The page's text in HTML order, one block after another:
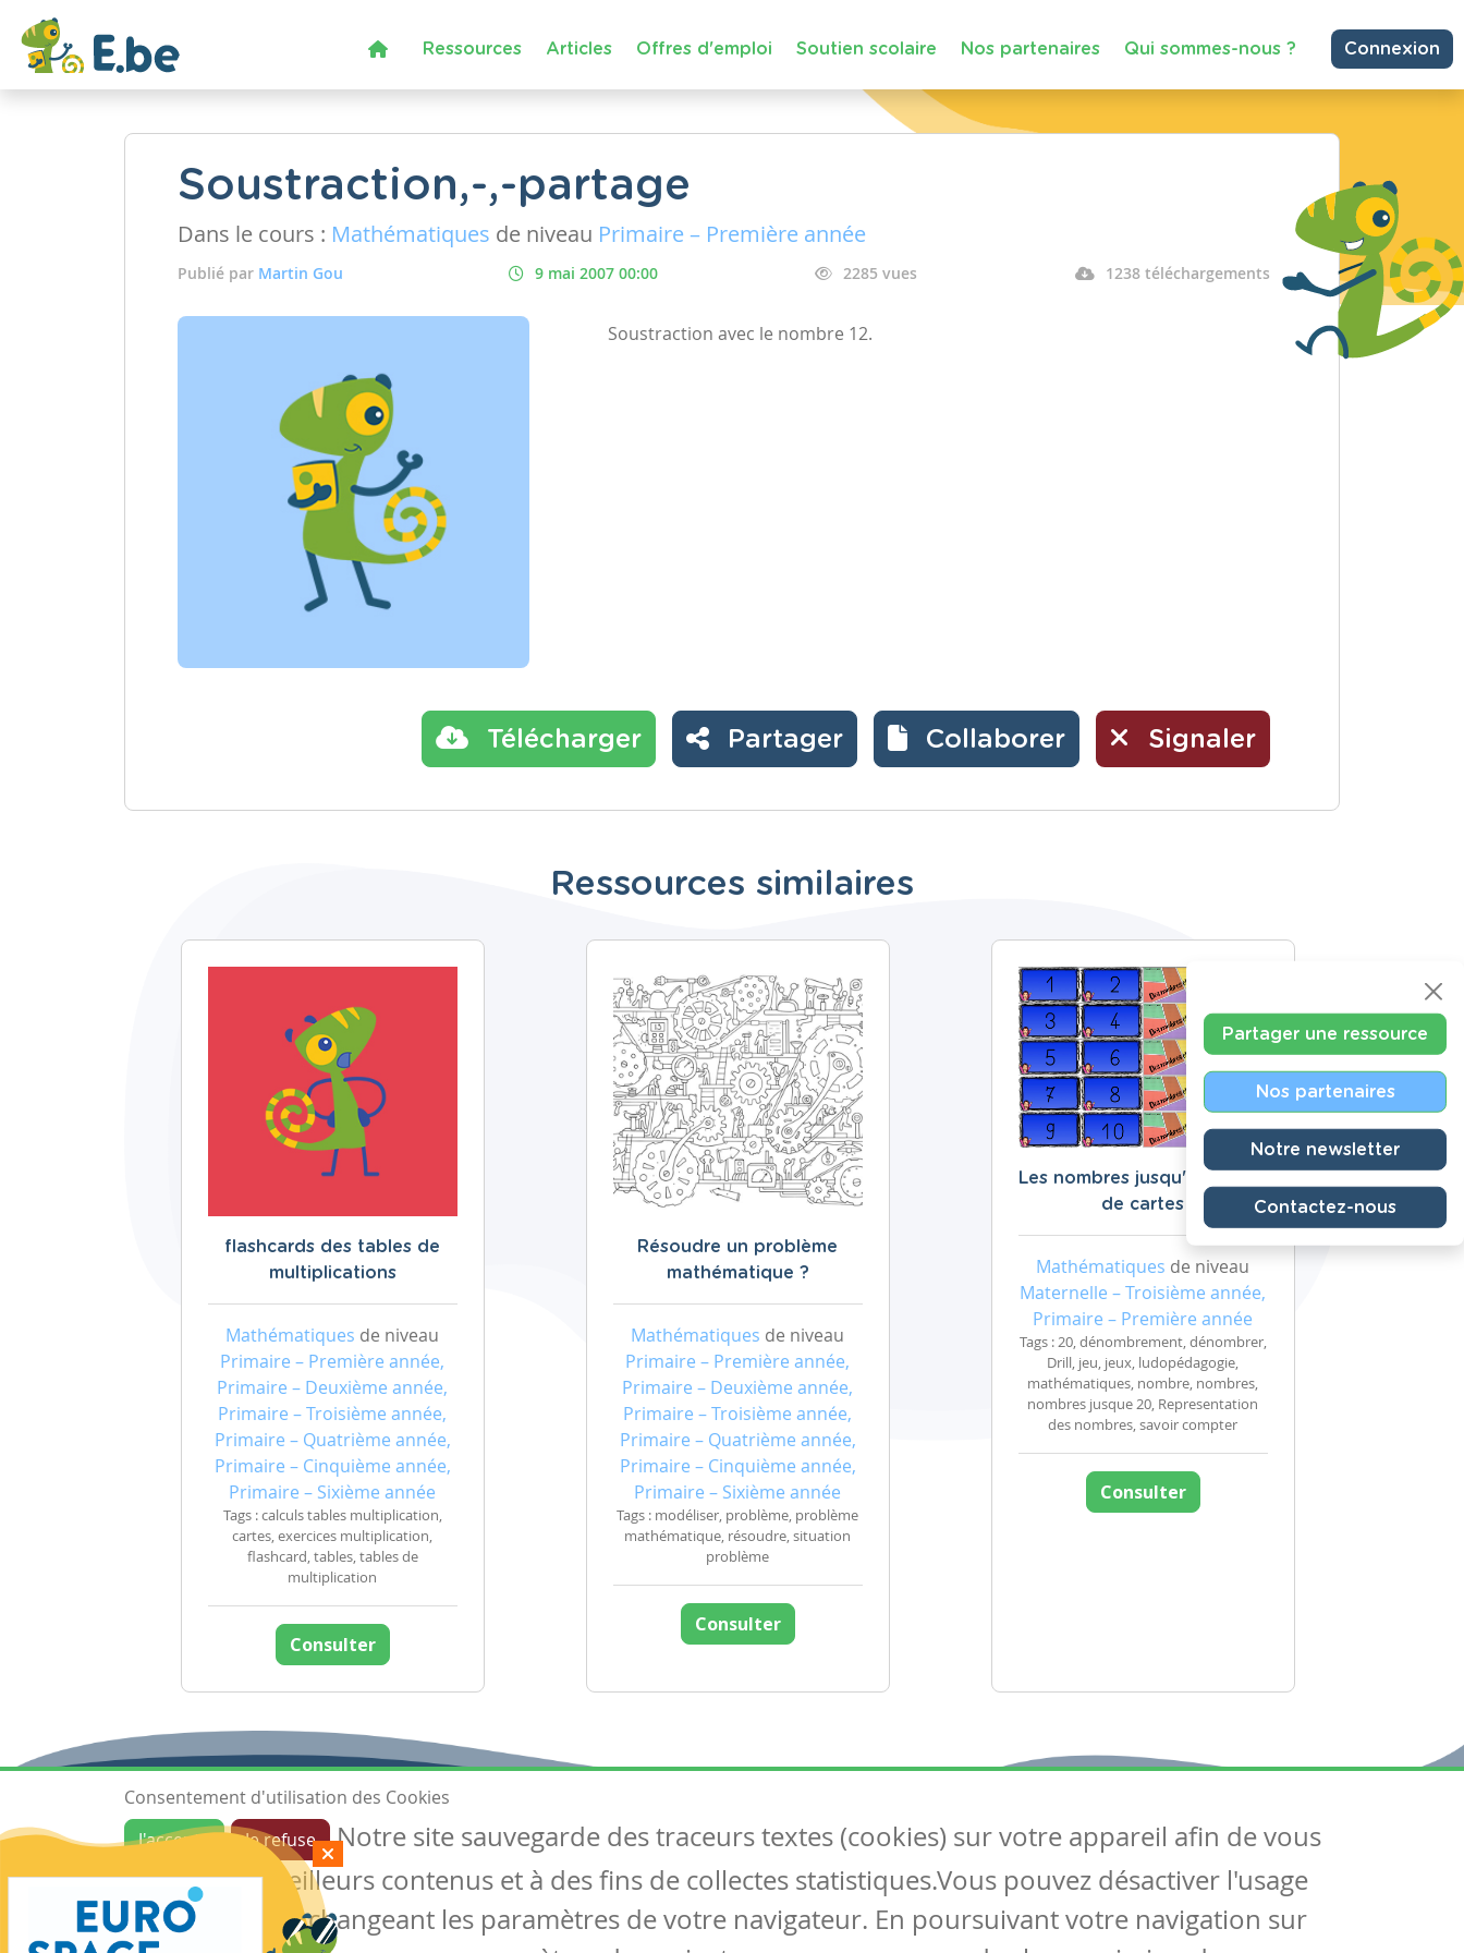
Ressources Articles Offres d'emploi Soutien scolaire Nos partenaires Qui sommes-nous ? Connexion
Soustraction,-,-partage
Dans le cours : Mathématiques de niveau Primaire – Première année
Publié par Martin Gou 9 mai 2007 00:00 2285 vues 1238 téléchargements
Soustraction avec le nombre 12.
Télécharger Partager Collaborer Signaler
Ressources similaires
flashcards des tables de
multiplications
Mathématiques de niveau
Primaire – Première année,
Primaire – Deuxième année,
Primaire – Troisième année,
Primaire – Quatrième année,
Primaire – Cinquième année,
Primaire – Sixième année
Tags : calculs tables multiplication,
cartes, exercices multiplication,
flashcard, tables, tables de
multiplication
Consulter
Résoudre un problème
mathématique ?
Mathématiques de niveau
Primaire – Première année,
Primaire – Deuxième année,
Primaire – Troisième année,
Primaire – Quatrième année,
Primaire – Cinquième année,
Primaire – Sixième année
Tags : modéliser, problème, problème
mathématique, résoudre, situation
problème
Consulter
Les nombres jusqu'à 20 : jeu
de cartes
Mathématiques de niveau
Maternelle – Troisième année,
Primaire – Première année
Tags : 20, dénombrement, dénombrer,
Drill, jeu, jeux, ludopédagogie,
mathématiques, nombre, nombres,
nombres jusque 20, Representation
des nombres, savoir compter
Consulter
Partager une ressource
Nos partenaires
Notre newsletter
Contactez-nous
Ressources
Les ressources
Créer une ressource
Mes ressources
Articles
Tous les articles
Articles DYS
Suivez-nous
Contactez-nous
Soutien scolaire
Consentement d'utilisation des Cookies
J'accepte
Je refuse
Notre site sauvegarde des traceurs textes (cookies) sur votre appareil afin de vous
garantir de meilleurs contenus et à des fins de collectes statistiques.Vous pouvez désactiver l'usage
des cookies en changeant les paramètres de votre navigateur. En poursuivant votre navigation sur